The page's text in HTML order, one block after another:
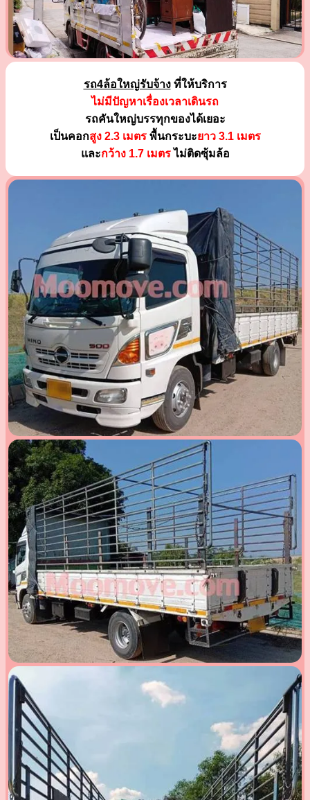
รถ4ล้อใหญ่รับจ้างที่ให้บริการ
ไม่มีปัญหาเรื่องเวลาเดินรถ
รถคันใหญ่บรรทุกของได้เยอะ
เป็นคอกสูง 2.3 เมตรพื้นกระบะยาว 3.1 เมตร
และกว้าง 1.7 เมตรไม่ติดซุ้มล้อ